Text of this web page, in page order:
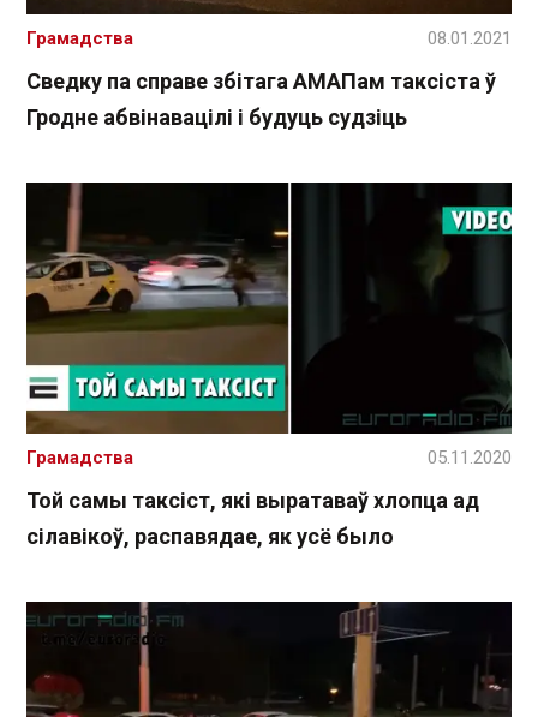
Сведку па справе збітага АМАПам таксіста ў
Гродне абвінавацілі і будуць судзіць
Грамадства 08.01.2021
Той самы таксіст, які выратаваў хлопца ад
сілавікоў, распавядае, як усё было
Грамадства 05.11.2020